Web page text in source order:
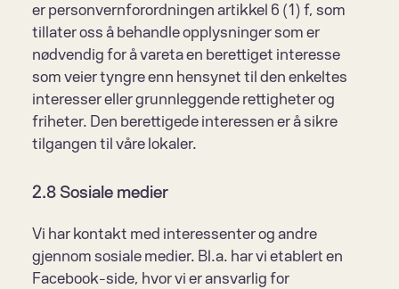
er personvernforordningen artikkel 6 (1) f, som
tillater oss å behandle opplysninger som er
nødvendig for å vareta en berettiget interesse
som veier tyngre enn hensynet til den enkeltes
interesser eller grunnleggende rettigheter og
friheter. Den berettigede interessen er å sikre
tilgangen til våre lokaler.
2.8 Sosiale medier
Vi har kontakt med interessenter og andre
gjennom sosiale medier. Bl.a. har vi etablert en
Facebook-side, hvor vi er ansvarlig for